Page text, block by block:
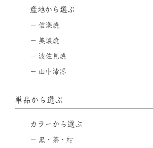
産地から選ぶ
信楽焼
美濃焼
波佐見焼
山中漆器
単品から選ぶ
カラーから選ぶ
黒・茶・紺